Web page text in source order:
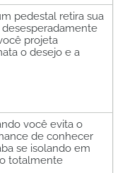
pedestal retira sua
projeta
o desejo e a
você evita o
de conhecer
se isolando em
totalmente